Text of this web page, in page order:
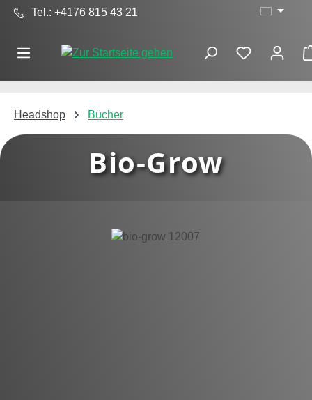
Zum Hauptinhalt springen
Tel.: +4176 815 43 21
Headshop Bücher
Bio-Grow
Bildergalerie überspringen